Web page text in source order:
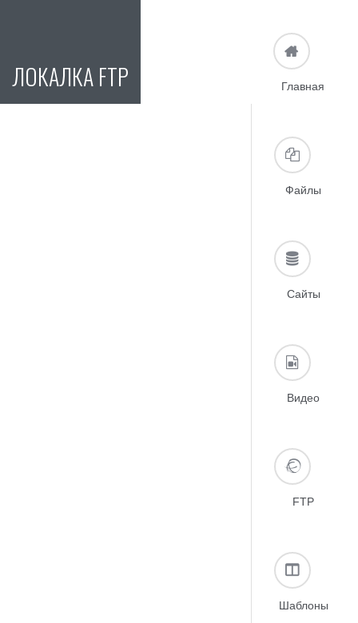
ЛОКАЛКА FTP Главная
Файлы
Сайты
Видео
FTP
Шаблоны